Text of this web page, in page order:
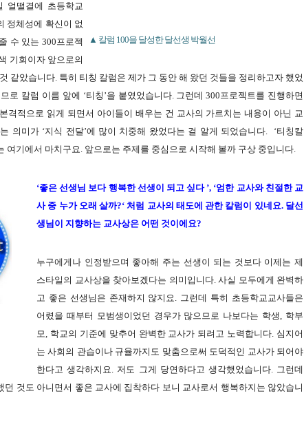
▲ 칼럼 100을 달성한 달선생 박월선
얼떨결에 초등학교
정체성에 확신이 없
수 있는 300프로젝
기회이자 앞으로의
같았습니다. 특히 티칭 칼럼은 제가 그 동안 해 왔던 것들을 정리하고자 했었
로 칼럼 이름 앞에 ‘티칭’을 붙였었습니다. 그런데 300프로젝트를 진행하면
격적으로 읽게 되면서 아이들이 배우는 건 교사의 가르치는 내용이 아닌 교
의미가 ‘지식 전달’에 많이 치중해 왔었다는 걸 알게 되었습니다. ‘티칭칼
여기에서 마치구요. 앞으로는 주제를 중심으로 시작해 볼까 구상 중입니다.
‘좋은 선생님 보다 행복한 선생이 되고 싶다 ’, ‘엄한 교사와 친절한 교
사 중 누가 오래 살까?‘ 처럼 교사의 태도에 관한 칼럼이 있네요. 달선
생님이 지향하는 교사상은 어떤 것이에요?
누구에게나 인정받으며 좋아해 주는 선생이 되는 것보다 이제는 제
스타일의 교사상을 찾아보겠다는 의미입니다. 사실 모두에게 완벽하
고 좋은 선생님은 존재하지 않지요. 그런데 특히 초등학교교사들은
어렸을 때부터 모범생이었던 경우가 많으므로 나보다는 학생, 학부
모, 학교의 기준에 맞추어 완벽한 교사가 되려고 노력합니다. 심지어
는 사회의 관습이나 규율까지도 맞춤으로써 도덕적인 교사가 되어야
한다고 생각하지요. 저도 그게 당연하다고 생각했었습니다. 그런데
던 것도 아니면서 좋은 교사에 집착하다 보니 교사로서 행복하지는 않았습니